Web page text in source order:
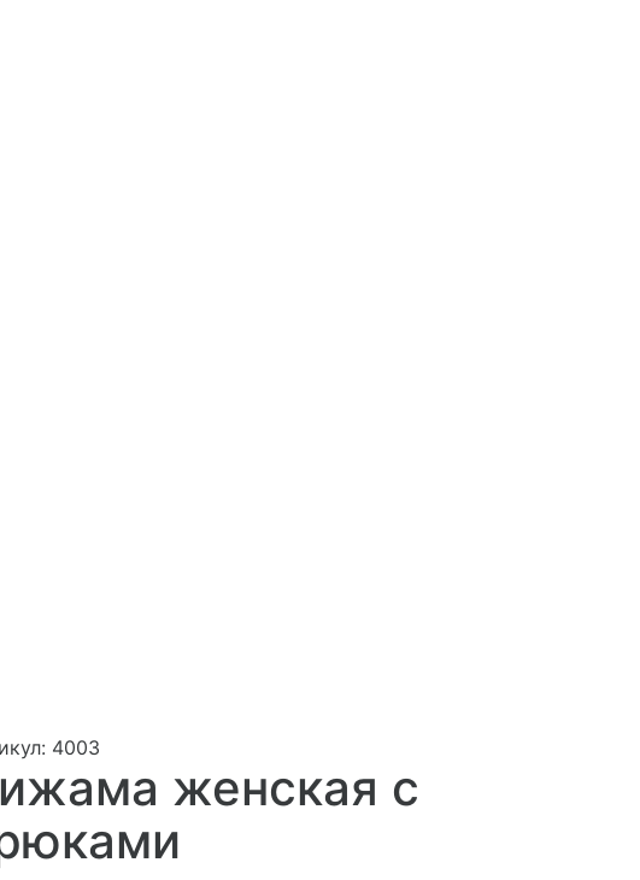
4003
женская с